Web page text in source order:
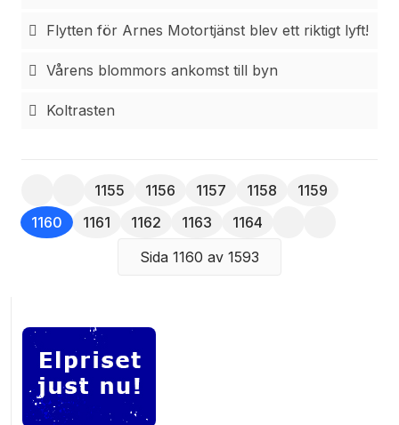
Flytten för Arnes Motortjänst blev ett riktigt lyft!
Vårens blommors ankomst till byn
Koltrasten
1155 1156 1157 1158
1159
1160
1161 1162 1163
1164
Sida 1160 av 1593